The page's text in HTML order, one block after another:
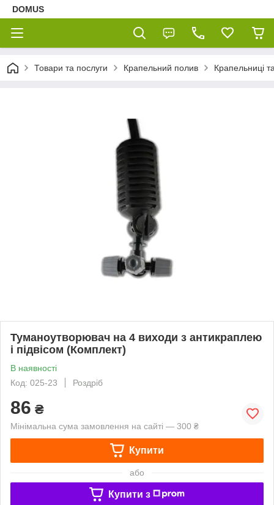
DOMUS
Товари та послуги Крапельний полив Крапельниці
Туманоутворювач на 4 виходи з антикраплею
і підвісом (Комплект)
В наявності
Код: 025-23
Роздріб
86 ₴
Мінімальна сума замовлення на сайті — 300 ₴
Купити
або
Купити з